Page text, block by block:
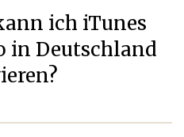
ich iTunes
in Deutschland